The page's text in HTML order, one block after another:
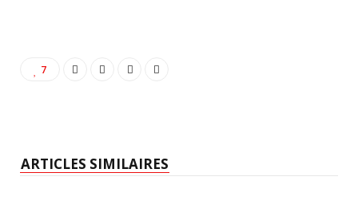
7
ARTICLES SIMILAIRES